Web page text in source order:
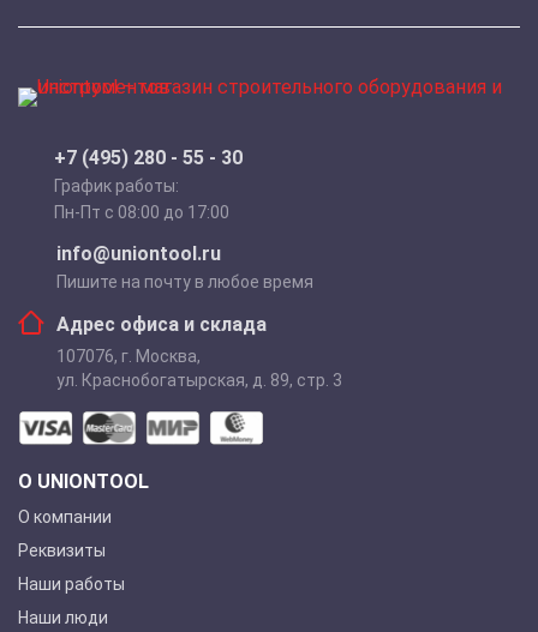
+7 (495) 280 - 55 - 30
График работы:
Пн-Пт с 08:00 до 17:00
info@uniontool.ru
Пишите на почту в любое время
Адрес офиса и склада
107076, г. Москва,
ул. Краснобогатырская, д. 89, стр. 3
О UNIONTOOL
О компании
Реквизиты
Наши работы
Наши люди